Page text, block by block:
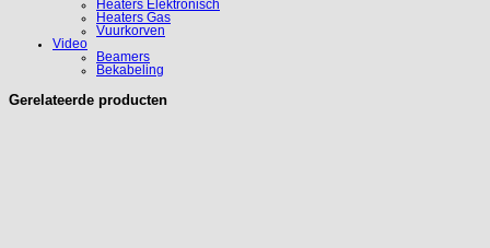
Heaters Elektronisch
Heaters Gas
Vuurkorven
Video
Beamers
Bekabeling
Gerelateerde producten